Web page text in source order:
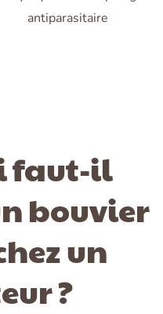
antiparasitaire
faut-il
bouvier
un
?